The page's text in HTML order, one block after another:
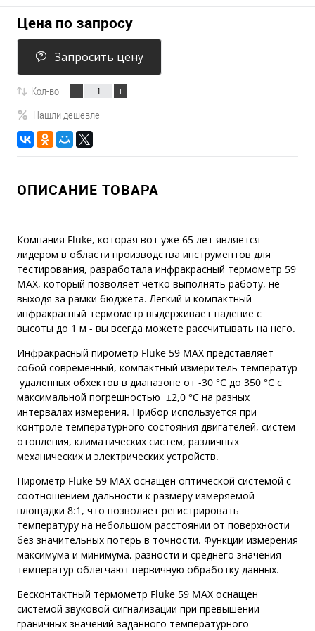
Цена по запросу
Запросить цену
Кол-во:
Нашли дешевле
ОПИСАНИЕ ТОВАРА
Компания Fluke, которая вот уже 65 лет является
лидером в области производства инструментов для
тестирования, разработала инфракрасный термометр 59
MAX, который позволяет четко выполнять работу, не
выходя за рамки бюджета. Легкий и компактный
инфракрасный термометр выдерживает падение с
высоты до 1 м - вы всегда можете рассчитывать на него.
Инфракрасный пирометр Fluke 59 MAX представляет
собой современный, компактный измеритель температур
удаленных обхектов в диапазоне от -30 °C до 350 °C с
максимальной погрешностью ±2,0 °C на разных
интервалах измерения. Прибор используется при
контроле температурного состояния двигателей, систем
отопления, климатических систем, различных
механических и электрических устройств.
Пирометр Fluke 59 MAX оснащен оптической системой с
соотношением дальности к размеру измеряемой
площадки 8:1, что позволяет регистрировать
температуру на небольшом расстоянии от поверхности
без значительных потерь в точности. Функции измерения
максимума и минимума, разности и среднего значения
температур облегчают первичную обработку данных.
Бесконтактный термометр Fluke 59 MAX оснащен
системой звуковой сигнализации при превышении
граничных значений заданного температурного